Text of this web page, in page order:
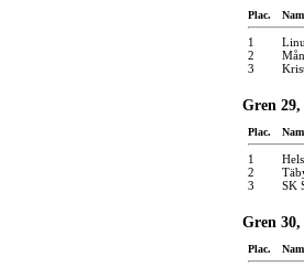
Plac.
1
2
3
Gren
Plac.
1
2
3
SK
Gren
Plac.